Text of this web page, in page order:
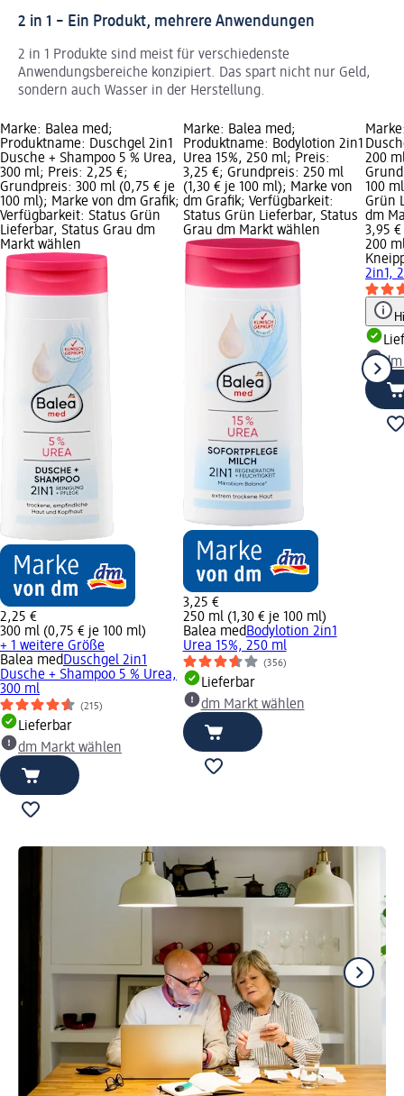
2 in 1 – Ein Produkt, mehrere Anwendungen
2 in 1 Produkte sind meist für verschiedenste
Anwendungsbereiche konzipiert. Das spart nicht nur Geld,
sondern auch Wasser in der Herstellung.
Marke: Balea med;
Produktname: Duschgel 2in1
Dusche + Shampoo 5 % Urea,
300 ml; Preis: 2,25 €;
Grundpreis: 300 ml (0,75 € je
100 ml); Marke von dm Grafik;
Verfügbarkeit: Status Grün
Lieferbar, Status Grau dm
Markt wählen
2,25 €
300 ml (0,75 € je 100 ml)
+ 1 weitere Größe
Balea medDuschgel 2in1
Dusche + Shampoo 5 % Urea,
300 ml
(215)
Lieferbar
dm Markt wählen
Marke: Balea med;
Produktname: Bodylotion 2in1
Urea 15%, 250 ml; Preis:
3,25 €; Grundpreis: 250 ml
(1,30 € je 100 ml); Marke von
dm Grafik; Verfügbarkeit:
Status Grün Lieferbar, Status
Grau dm Markt wählen
3,25 €
250 ml (1,30 € je 100 ml)
Balea medBodylotion 2in1
Urea 15%, 250 ml
(356)
Lieferbar
dm Markt wählen
200
100
Grün
dm
3,95 €
200
2in1,